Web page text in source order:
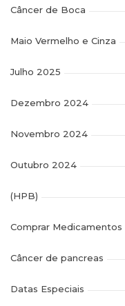
Câncer de Boca
Maio Vermelho e Cinza
Julho 2025
Dezembro 2024
Novembro 2024
Outubro 2024
(HPB)
Comprar Medicamentos
Câncer de pancreas
Datas Especiais